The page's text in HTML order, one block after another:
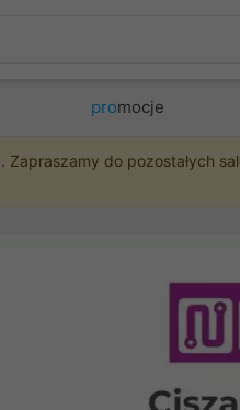
promocje
Zapraszamy do pozostałych